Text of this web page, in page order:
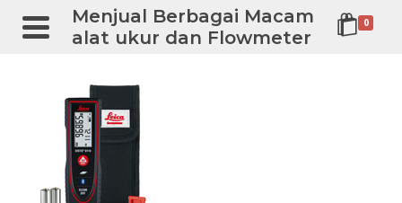
Menjual Berbagai Macam
alat ukur dan Flowmeter
0